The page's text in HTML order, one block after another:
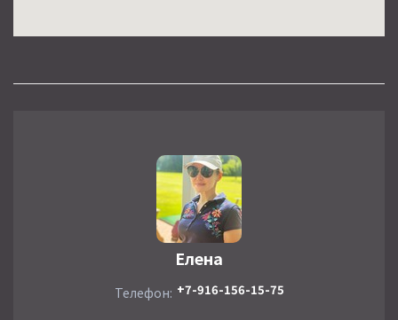
Елена
Телефон: +7-916-156-15-75